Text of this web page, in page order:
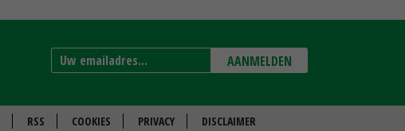
AANMELDEN
RSS COOKIES PRIVACY DISCLAIMER